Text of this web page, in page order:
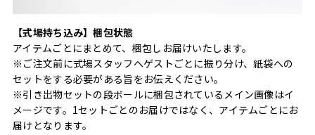
【式場持ち込み】梱包状態
アイテムごとにまとめて、梱包しお届けいたします。
※ご注文前に式場スタッフへゲストごとに振り分け、紙袋への
セットをする必要がある旨をお伝えください。
※引き出物セットの段ボールに梱包されているメイン画像はイ
メージです。1セットごとのお届けではなく、アイテムごとにお
届けとなります。